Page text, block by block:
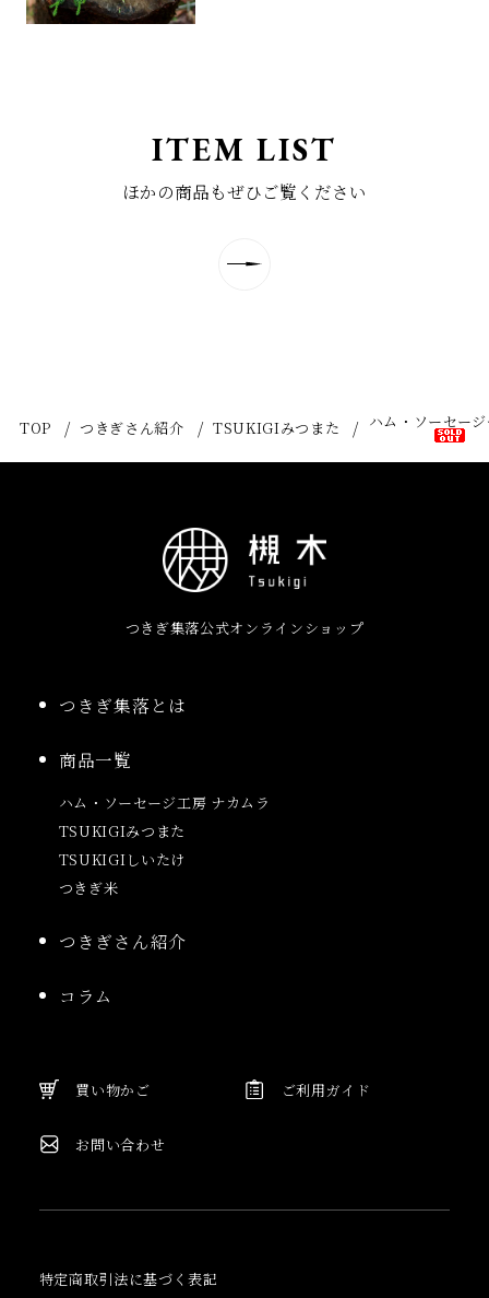
ITEM LIST
ほかの商品もぜひご覧ください
TOP つきぎさん紹介 TSUKIGIみつまた ハム・ソーセー
つきぎ集落公式オンラインショップ
つきぎ集落とは
商品一覧
ハム・ソーセージ工房 ナカムラ
TSUKIGIみつまた
TSUKIGIしいたけ
つきぎ米
つきぎさん紹介
コラム
買い物かご ご利用ガイド
お問い合わせ
特定商取引法に基づく表記